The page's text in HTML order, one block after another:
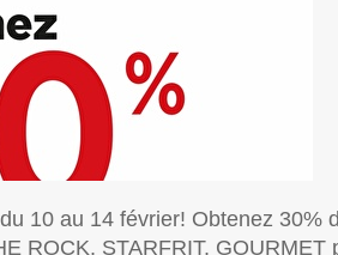
10 au 14 février! Obtenez 30%
ROCK, STARFRIT, GOURMET